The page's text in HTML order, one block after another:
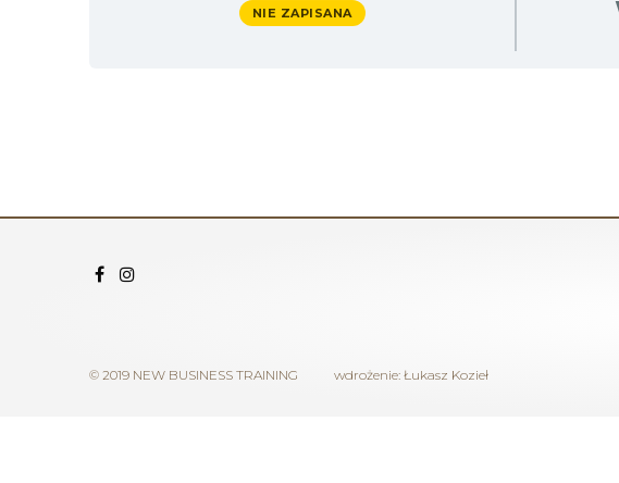
NIE ZAPISANA
© 2019 NEW BUSINESS TRAINING wdrożenie: Łukasz Kozieł